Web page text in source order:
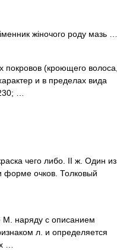
жіночого роду мазь …
(кроющего волоса,
и в пределах вида
…
чего либо. II ж. Один из
форме очков. Толковый
М. наряду с описанием
л. и определяется
…